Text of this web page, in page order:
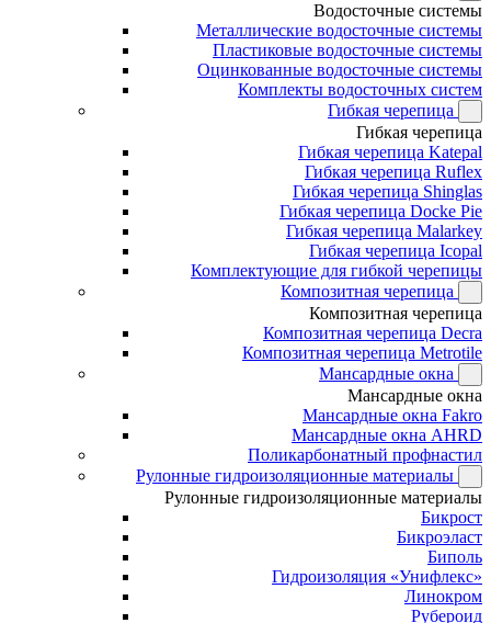
Водосточные системы
Металлические водосточные системы
Пластиковые водосточные системы
Оцинкованные водосточные системы
Комплекты водосточных систем
Гибкая черепица
Гибкая черепица
Гибкая черепица Katepal
Гибкая черепица Ruflex
Гибкая черепица Shinglas
Гибкая черепица Docke Pie
Гибкая черепица Malarkey
Гибкая черепица Icopal
Комплектующие для гибкой черепицы
Композитная черепица
Композитная черепица
Композитная черепица Decra
Композитная черепица Metrotile
Мансардные окна
Мансардные окна
Мансардные окна Fakro
Мансардные окна AHRD
Поликарбонатный профнастил
Рулонные гидроизоляционные материалы
Рулонные гидроизоляционные материалы
Бикрост
Бикроэласт
Биполь
Гидроизоляция «Унифлекс»
Линокром
Рубероид